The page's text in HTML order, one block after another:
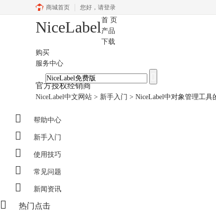
商城首页 您好， 请登录
NiceLabel
官方授权经销商
首 页
产品
下载
购买
服务中心
NiceLabel中文网站 > 新手入门 > NiceLabel中对象管理工具
 帮助中心
 新手入门
 使用技巧
 常见问题
 新闻资讯
 热门点击